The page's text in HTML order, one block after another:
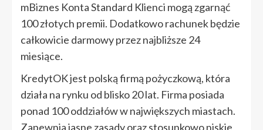
mBiznes Konta Standard Klienci mogą zgarnąć
100 złotych premii. Dodatkowo rachunek będzie
całkowicie darmowy przez najbliższe 24
miesiące.
KredytOK jest polską firmą pożyczkową, która
działa na rynku od blisko 20 lat. Firma posiada
ponad 100 oddziałów w największych miastach.
Zapewnia jasne zasady oraz stosunkowo niskie